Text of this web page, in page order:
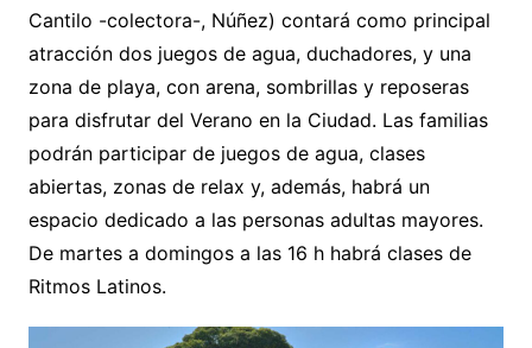
Cantilo -colectora-, Núñez) contará como principal
atracción dos juegos de agua, duchadores, y una
zona de playa, con arena, sombrillas y reposeras
para disfrutar del Verano en la Ciudad. Las familias
podrán participar de juegos de agua, clases
abiertas, zonas de relax y, además, habrá un
espacio dedicado a las personas adultas mayores.
De martes a domingos a las 16 h habrá clases de
Ritmos Latinos.